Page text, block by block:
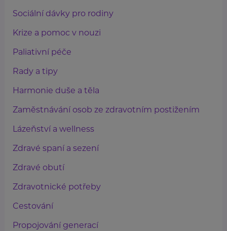
Sociální dávky pro rodiny
Krize a pomoc v nouzi
Paliativní péče
Rady a tipy
Harmonie duše a těla
Zaměstnávání osob ze zdravotním postižením
Lázeňství a wellness
Zdravé spaní a sezení
Zdravé obutí
Zdravotnické potřeby
Cestování
Propojování generací